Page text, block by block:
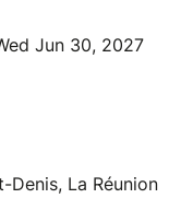
Jun 30, 2027
Denis, La Réunion